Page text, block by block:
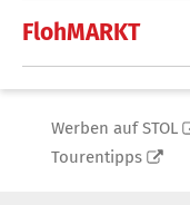
FlohMARKT
Werben auf STOL
Tourentipps